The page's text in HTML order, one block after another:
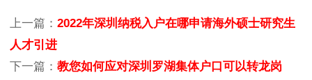
上一篇： 2022年深圳纳税入户在哪申请海外硕士研究生
人才引进
下一篇： 教您如何应对深圳罗湖集体户口可以转龙岗